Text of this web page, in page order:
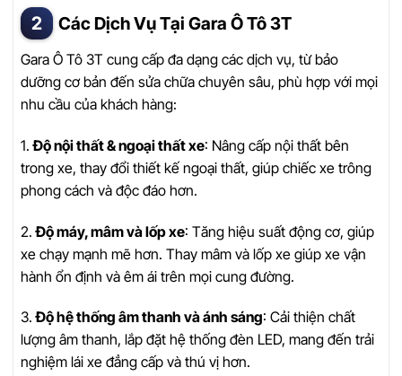
Các Dịch Vụ Tại Gara Ô Tô 3T
Gara Ô Tô 3T cung cấp đa dạng các dịch vụ, từ bảo
dưỡng cơ bản đến sửa chữa chuyên sâu, phù hợp với mọi
nhu cầu của khách hàng:
1.Độ nội thất & ngoại thất xe: Nâng cấp nội thất bên
trong xe, thay đổi thiết kế ngoại thất, giúp chiếc xe trông
phong cách và độc đáo hơn.
2.Độ máy, mâm và lốp xe: Tăng hiệu suất động cơ, giúp
xe chạy mạnh mẽ hơn. Thay mâm và lốp xe giúp xe vận
hành ổn định và êm ái trên mọi cung đường.
3.Độ hệ thống âm thanh và ánh sáng: Cải thiện chất
lượng âm thanh, lắp đặt hệ thống đèn LED, mang đến trải
nghiệm lái xe đẳng cấp và thú vị hơn.